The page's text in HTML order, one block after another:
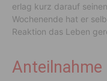
erlag kurz darauf
Wochenende hat er
Reaktion das Leben
Anteilnahme